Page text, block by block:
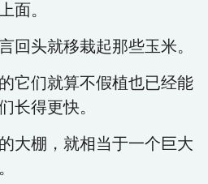
面。
回头就移栽起那些玉米。
它们就算不假植也已经能
长得更快。
大棚，就相当于一个巨大